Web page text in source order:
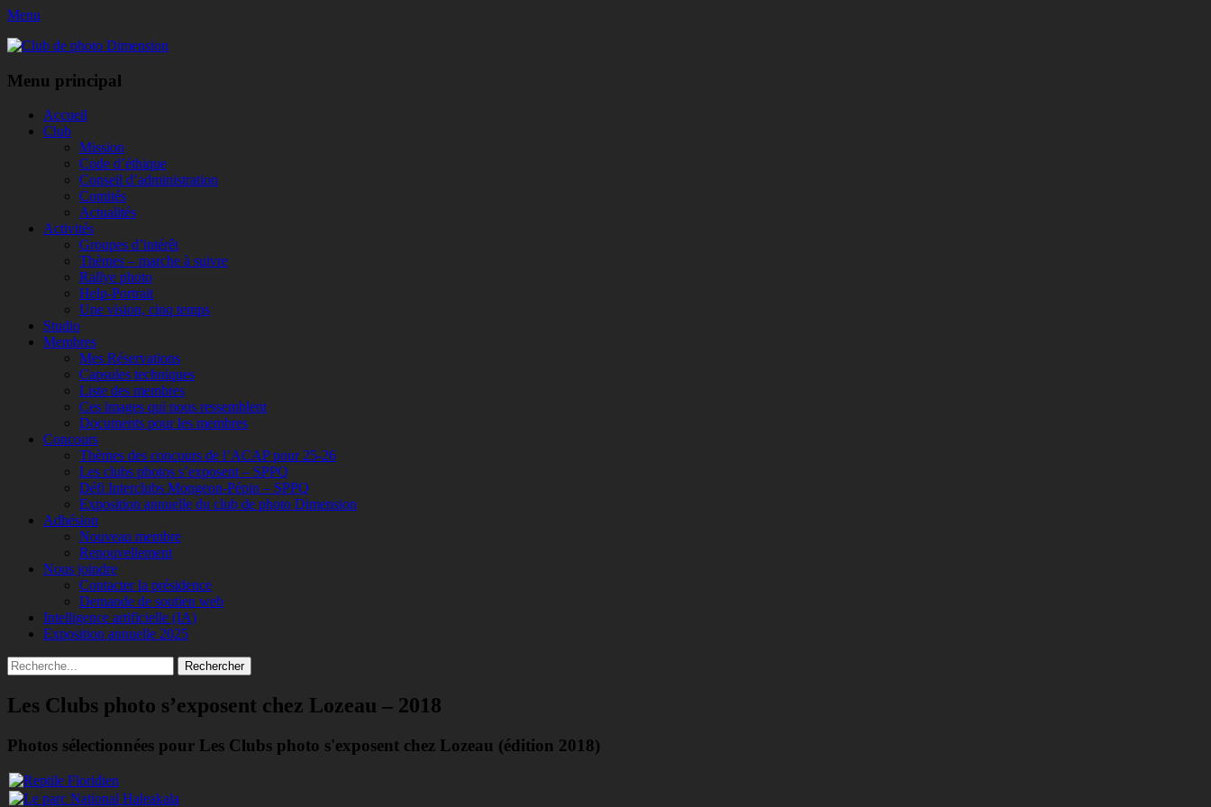
Menu
Club de photo Dimension
Menu principal
Aller
Accueil
Club
Mission
Code d’éthique
Conseil d’administration
Comités
Actualités
Activités
Groupes d’intérêt
Thèmes – marche à suivre
Rallye photo
Help-Portrait
Une vision, cinq temps
Studio
Membres
Mes Réservations
Capsules techniques
Liste des membres
Ces images qui nous ressemblent
Documents pour les membres
Concours
Thèmes des concours de l’ACAP pour 25-26
Les clubs photos s’exposent – SPPQ
Défi Interclubs Mongeon-Pépin – SPPQ
Exposition annuelle du club de photo Dimension
Adhésion
Nouveau membre
Renouvellement
Nous joindre
Contacter la présidence
Demande de soutien web
Intelligence artificielle (IA)
Exposition annuelle 2025
Recherche
Rechercher :
Les Clubs photo s’exposent chez Lozeau – 2018
Photos sélectionnées pour Les Clubs photo s'exposent chez Lozeau (édition 2018)